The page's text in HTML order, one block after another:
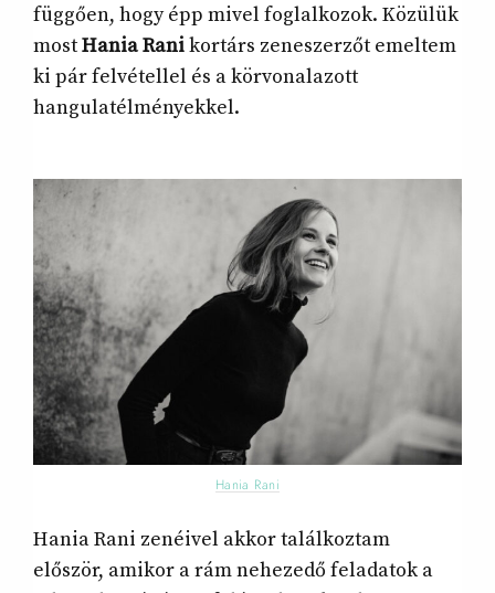
függően, hogy épp mivel foglalkozok. Közülük
mostHania Ranikortárs zeneszerzőt emeltem
ki pár felvétellel és a körvonalazott
hangulatélményekkel.
Hania Rani
Hania Rani zenéivel akkor találkoztam
először, amikor a rám nehezedő feladatok a